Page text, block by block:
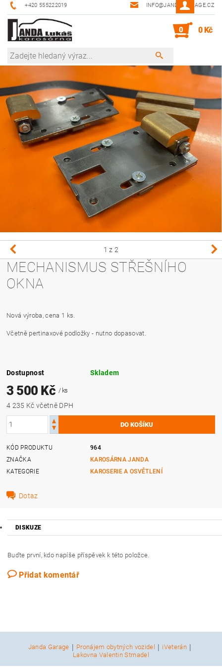
+420 555222019 INFO@JANDA-GARAGE.CZ
0 0 Kč
1 z 2
MECHANISMUS STŘEŠNÍHO
OKNA
Nová výroba, cena 1 ks.
Včetně pertinaxové podložky - nutno dopasovat.
Dostupnost Skladem
3 500 Kč / ks
4 235 Kč včetně DPH
KÓD PRODUKTU
964
ZNAČKA
KAROSÁRNA JANDA
KATEGORIE
KAROSERIE A OSVĚTLENÍ
Dotaz
DISKUZE
Buďte první, kdo napíše příspěvek k této položce.
Přidat komentář
Janda Garage | Pronájem obytných vozidel | iVeterán |
Lakovna Valentin Strnadel